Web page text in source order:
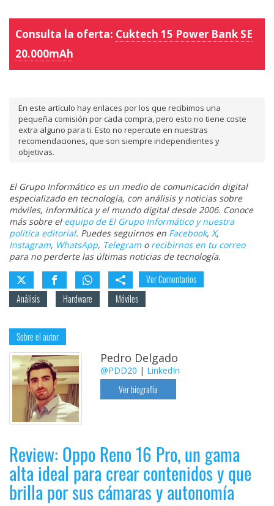
Consulta la oferta: Cuktech 15 Power Bank SE
20.000mAh
En este artículo hay enlaces por los que recibimos una
pequeña comisión por cada compra, pero esto no tiene coste
extra alguno para ti. Esto no repercute en nuestras
recomendaciones, que son siempre independientes y
objetivas.
El Grupo Informático es un medio de comunicación digital
especializado en tecnología, con análisis y noticias sobre
móviles, informática y el mundo digital desde 2006. Conoce
más sobre el equipo de El Grupo Informático y nuestra
política editorial. Puedes seguirnos en Facebook, X,
Instagram, WhatsApp, Telegramo recibirnos en tu correo
para no perderte las últimas noticias de tecnología.
Ver Comentarios
Análisis
Hardware Móviles
Sobre el autor
Pedro Delgado
@PDD20 | LinkedIn
Ver biografía
Review: Oppo Reno 16 Pro, un gama
alta ideal para crear contenidos y que
brilla por sus cámaras y autonomía